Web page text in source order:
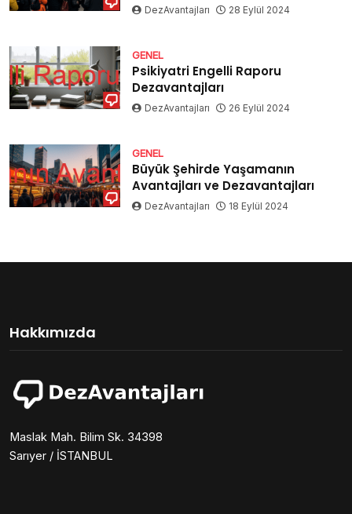
DezAvantajları 28 Eylül 2024
GENEL
Psikiyatri Engelli Raporu
Dezavantajları
DezAvantajları 26 Eylül 2024
GENEL
Büyük Şehirde Yaşamanın
Avantajları ve Dezavantajları
DezAvantajları 18 Eylül 2024
Hakkımızda
Maslak Mah. Bilim Sk. 34398
Sarıyer / İSTANBUL